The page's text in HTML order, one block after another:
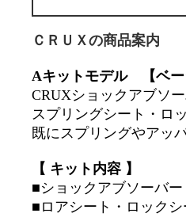
ＣＲＵＸの商品案内
Aキットモデル 【ベー
CRUXショックアブソ
スプリングシート・ロ
既にスプリングやアッ
【 キット内容 】
■ショックアブソーバー
■ロアシート・ロック